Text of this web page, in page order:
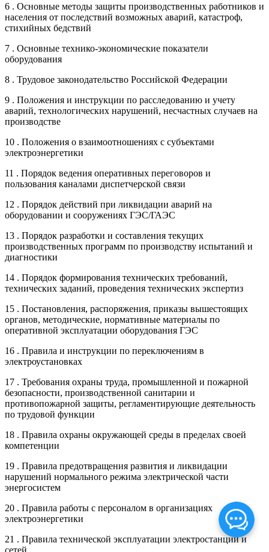
6 . Основные методы защиты производственных работников и
населения от последствий возможных аварий, катастроф,
стихийных бедствий
7 . Основные технико-экономические показатели
оборудования
8 . Трудовое законодательство Российской Федерации
9 . Положения и инструкции по расследованию и учету
аварий, технологических нарушений, несчастных случаев на
производстве
10 . Положения о взаимоотношениях с субъектами
электроэнергетики
11 . Порядок ведения оперативных переговоров и
пользования каналами диспетчерской связи
12 . Порядок действий при ликвидации аварий на
оборудовании и сооружениях ГЭС/ГАЭС
13 . Порядок разработки и составления текущих
производственных программ по производству испытаний и
диагностики
14 . Порядок формирования технических требований,
технических заданий, проведения технических экспертиз
15 . Постановления, распоряжения, приказы вышестоящих
органов, методические, нормативные материалы по
оперативной эксплуатации оборудования ГЭС
16 . Правила и инструкции по переключениям в
электроустановках
17 . Требования охраны труда, промышленной и пожарной
безопасности, производственной санитарии и
противопожарной защиты, регламентирующие деятельность
по трудовой функции
18 . Правила охраны окружающей среды в пределах своей
компетенции
19 . Правила предотвращения развития и ликвидации
нарушений нормального режима электрической части
энергосистем
20 . Правила работы с персоналом в организациях
электроэнергетики
21 . Правила технической эксплуатации электростанций и
сетей